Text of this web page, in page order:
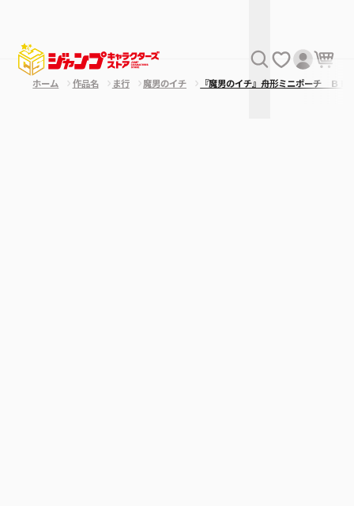
ホーム 作品名 ま行 魔男のイチ 『魔男のイチ』舟形ミニポーチ ＢＥ